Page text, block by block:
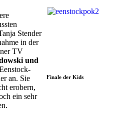
Stender
in der
TV
und
an. Sie
erobern,
ein sehr
Finale der Kids